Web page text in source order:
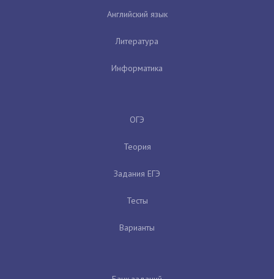
Английский язык
Литература
Информатика
ОГЭ
Теория
Задания ЕГЭ
Тесты
Варианты